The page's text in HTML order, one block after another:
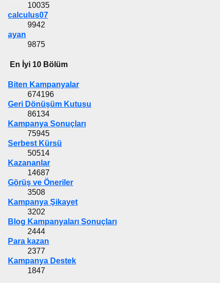
10035
calculus07
9942
ayan
9875
En İyi 10 Bölüm
Biten Kampanyalar
674196
Geri Dönüşüm Kutusu
86134
Kampanya Sonuçları
75945
Serbest Kürsü
50514
Kazananlar
14687
Görüş ve Öneriler
3508
Kampanya Şikayet
3202
Blog Kampanyaları Sonuçları
2444
Para kazan
2377
Kampanya Destek
1847